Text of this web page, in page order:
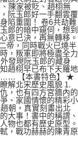
陳家被貶、趙栩無
阮玉郎好一手翻雲覆
陷重圍！ 卷6共劫難
郎的暗中窺伺，想到
意已決，再無轉移。
帝，同時戰火已燒半
，叛軍即將極盡全力
發現阮玉郎的藏身
趙栩早已布下天羅地
…… 【本書特色】 ★
解北宋歷史風貌 1.
，也有四方宮牆內的
、家國情懷的精彩小
朝，真實刻畫出北
大事！書中的稱謂、
物也都有歷史原型。
，戰功赫赫的陳青原